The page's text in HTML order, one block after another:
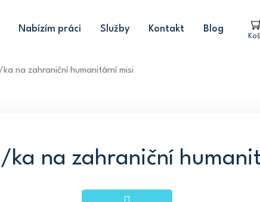
Nabízím práci Služby Kontakt Blog
na zahraniční humanitární misi
ka na zahraniční